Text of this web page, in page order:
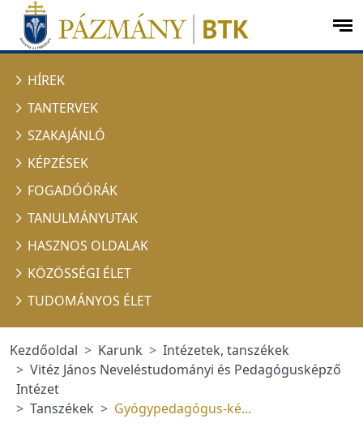
Ugrás a menüre
Ugrás a tartalomra
HÍREK
TANTERVEK
SZAKAJÁNLÓ
KÉPZÉSEK
FOGADÓÓRÁK
TANULMÁNYUTAK
HASZNOS OLDALAK
KÖZÖSSÉGI ÉLET
TUDOMÁNYOS ÉLET
Kezdőoldal Karunk
Intézetek, tanszékek
Vitéz János Neveléstudományi és Pedagógusképző
Intézet
Tanszékek
Gyógypedagógus-ké...